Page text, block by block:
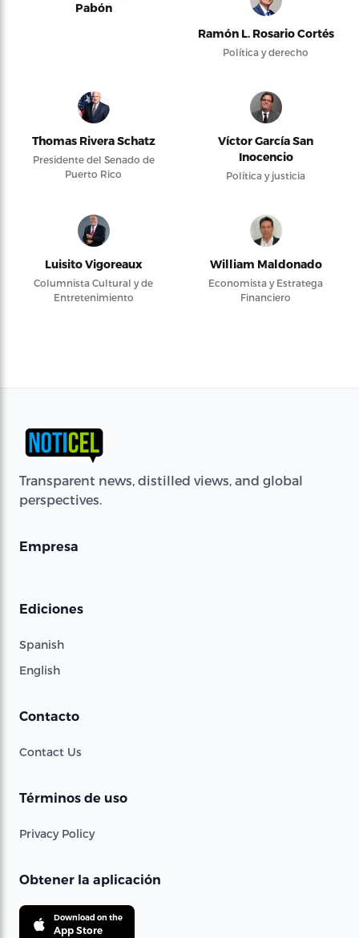
Pabón
Ramón L. Rosario Cortés
Política y derecho
Thomas Rivera Schatz
Presidente del Senado de
Puerto Rico
Víctor García San
Inocencio
Política y justicia
Luisito Vigoreaux
Columnista Cultural y de
Entretenimiento
William Maldonado
Economista y Estratega
Financiero
Transparent news, distilled views, and global
perspectives.
Empresa
Ediciones
Spanish
English
Contacto
Contact Us
Términos de uso
Privacy Policy
Obtener la aplicación
Download on the
App Store